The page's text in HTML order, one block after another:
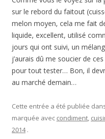
sur le rebord du faitout
melon moyen, cela me fait
liquide, excellent, utilisé
jours qui ont suivi, un
j’aurais dû me soucier de
pour tout tester… Bon, il
au marché demain…
Cette entrée a été publiée
marquée avec condiment,
2014 .